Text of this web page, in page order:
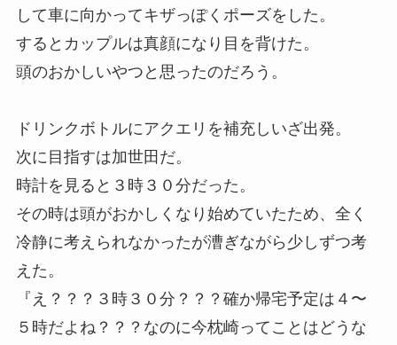
して車に向かってキザっぽくポーズをした。
するとカップルは真顔になり目を背けた。
頭のおかしいやつと思ったのだろう。
ドリンクボトルにアクエリを補充しいざ出発。
次に目指すは加世田だ。
時計を見ると３時３０分だった。
その時は頭がおかしくなり始めていたため、全く
冷静に考えられなかったが漕ぎながら少しずつ考
えた。
『え？？？３時３０分？？？確か帰宅予定は４〜
５時だよね？？？なのに今枕崎ってことはどうな